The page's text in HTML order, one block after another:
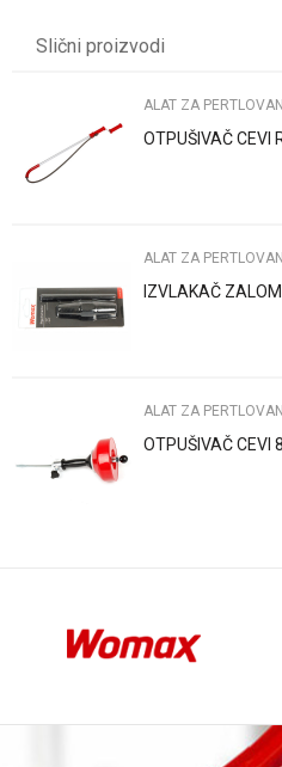
Poruka
Slični proizvodi
ALAT ZA
OTPUŠIVAČ CEVI
ALAT ZA
IZVLAKAČ
ALAT ZA
OTPUŠIVAČ CEVI